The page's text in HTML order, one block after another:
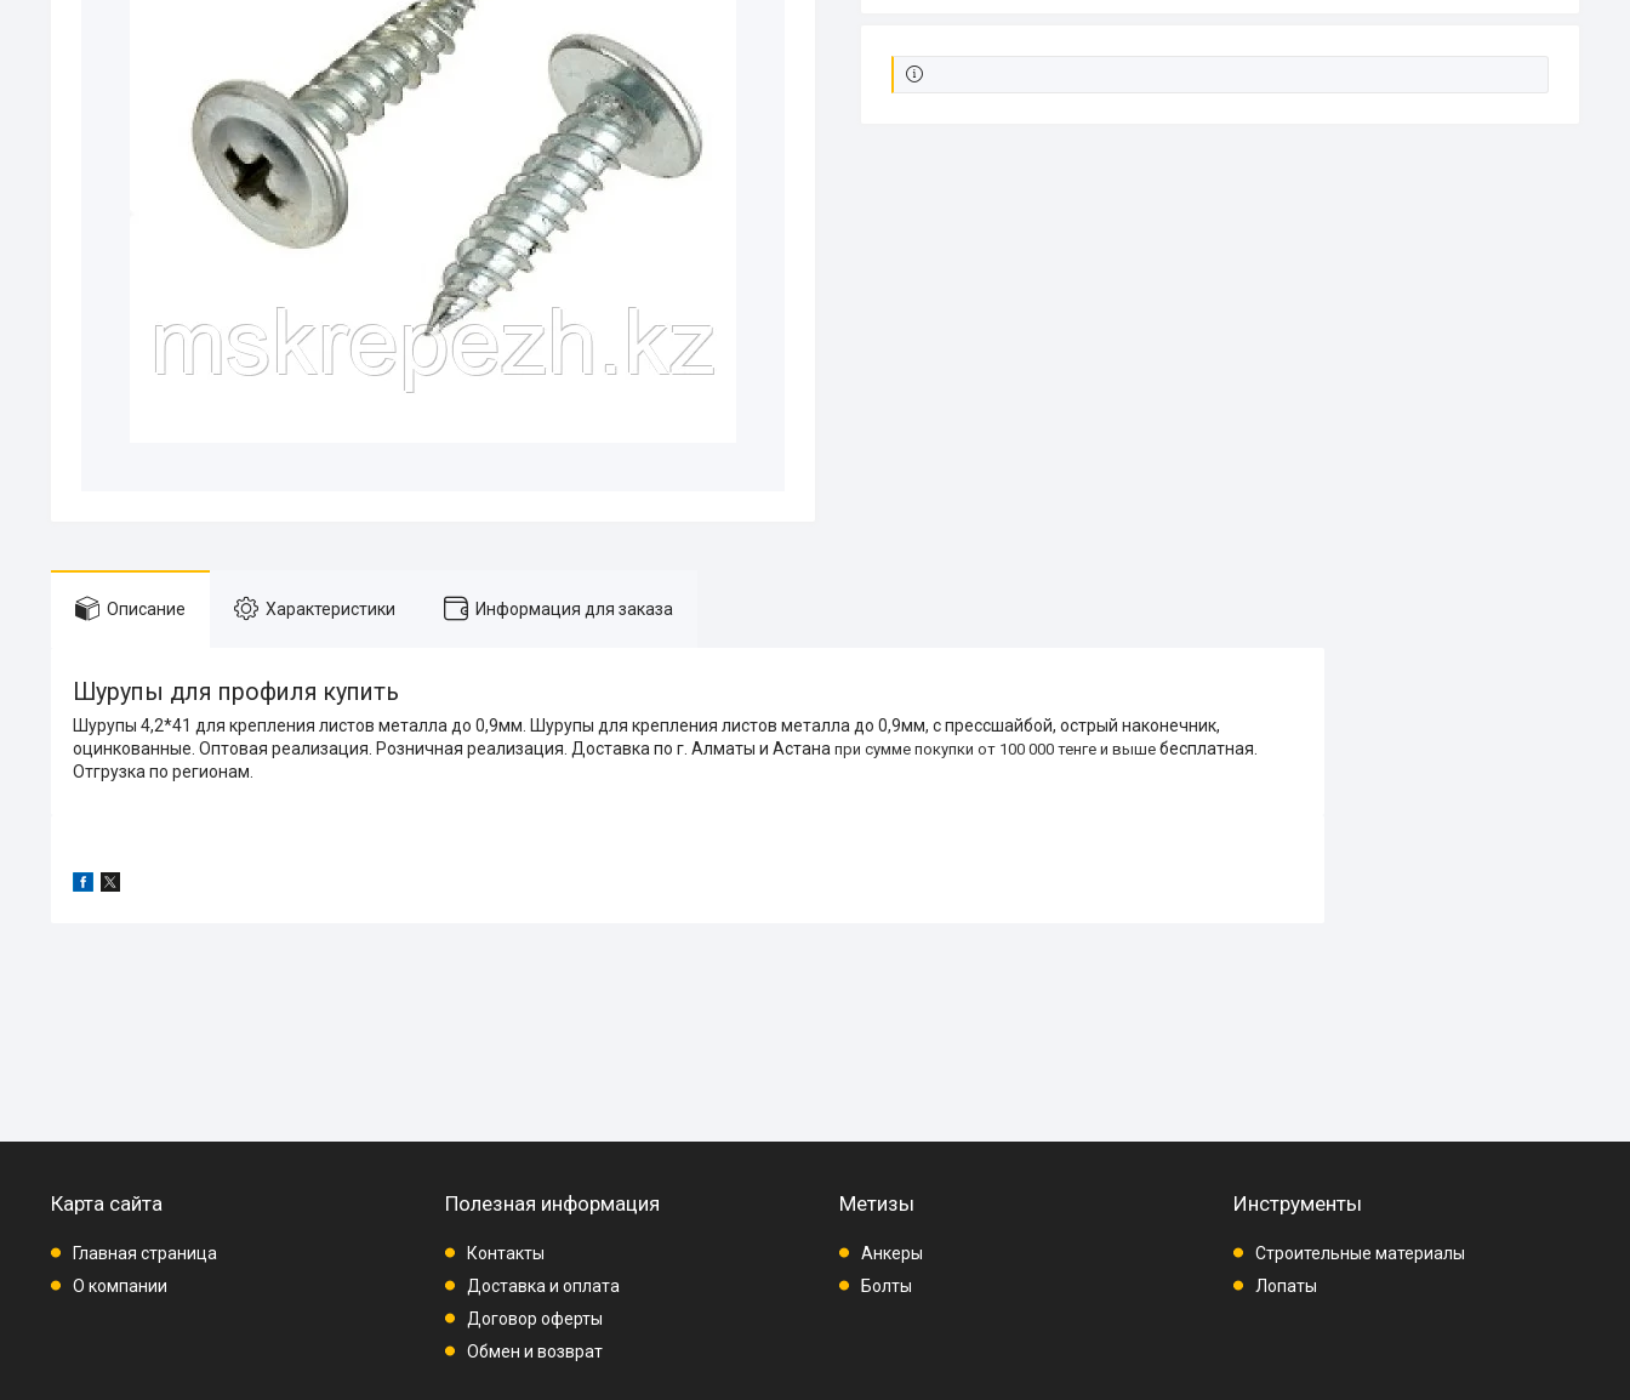
Описание Характеристики Информация для заказа
Шурупы для профиля купить
Шурупы 4,2*41 для крепления листов металла до 0,9мм. Шурупы для крепления листов металла до 0,9мм, с прессшайбой, острый наконечник,
оцинкованные. Оптовая реализация. Розничная реализация. Доставка по г. Алматы и Астана при сумме покупки от 100 000 тенге и выше бесплатная.
Отгрузка по регионам.
Карта сайта
Главная страница
О компании
Полезная информация
Контакты
Доставка и оплата
Договор оферты
Обмен и возврат
Метизы
Анкеры
Болты
Инструменты
Строительные материалы
Лопаты